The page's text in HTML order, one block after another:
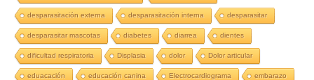
desparasitación externa desparasitación interna desparasitar
desparasitar mascotas diabetes diarrea dientes
dificultad respiratoria Displasia dolor Dolor articular
eduacación educación canina Electrocardiograma embarazo